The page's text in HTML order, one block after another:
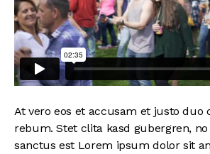
At vero eos et accusam et justo duo
rebum. Stet clita kasd gubergren,
sanctus est Lorem ipsum dolor sit